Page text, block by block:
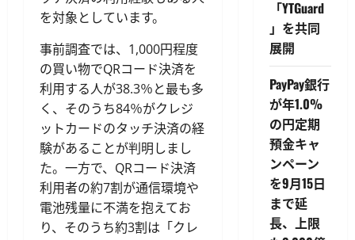
を対象としています。
事前調査では、1,000円程度
の買い物でQRコード決済を
利用する人が38.3％と最も多
く、そのうち84％がクレジ
ットカードのタッチ決済の経
験があることが判明しまし
た。一方で、QRコード決済
利用者の約7割が通信環境や
電池残量に不満を抱えてお
り、そのうち約3割は「クレ
「YTGuard
」を共同
展開
PayPay銀行
が年1.0%
の円定期
預金キャ
ンペーン
を9月15日
まで延
長、上限